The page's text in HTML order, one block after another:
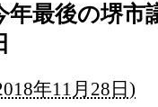
年最後の堺
年11月28日)